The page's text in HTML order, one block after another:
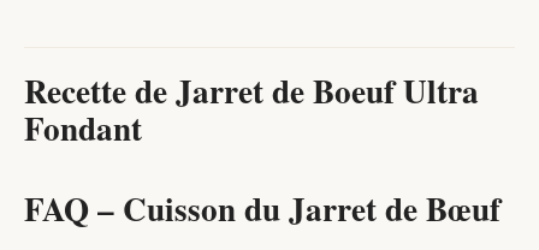
Recette de Jarret de Boeuf Ultra
Fondant
FAQ – Cuisson du Jarret de Bœuf